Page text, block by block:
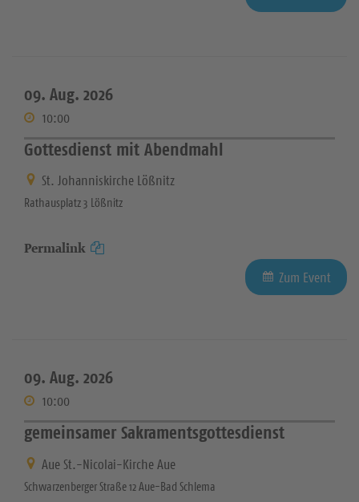
09. Aug. 2026
10:00
Gottesdienst mit Abendmahl
St. Johanniskirche Lößnitz
Rathausplatz 3 Lößnitz
Permalink
Zum Event
09. Aug. 2026
10:00
gemeinsamer Sakramentsgottesdienst
Aue St.-Nicolai-Kirche Aue
Schwarzenberger Straße 12 Aue-Bad Schlema